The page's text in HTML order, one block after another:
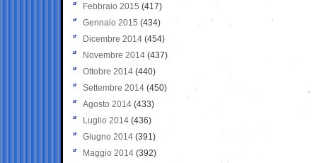
Febbraio 2015 (417)
Gennaio 2015 (434)
Dicembre 2014 (454)
Novembre 2014 (437)
Ottobre 2014 (440)
Settembre 2014 (450)
Agosto 2014 (433)
Luglio 2014 (436)
Giugno 2014 (391)
Maggio 2014 (392)